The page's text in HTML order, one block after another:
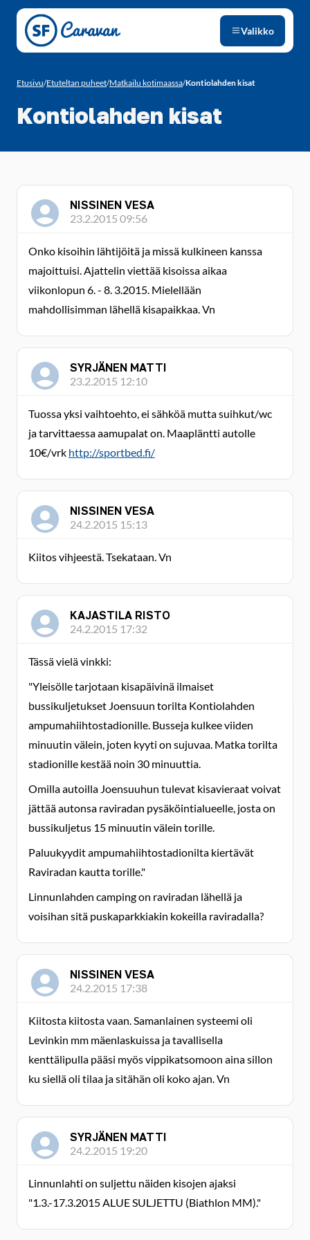
Siirry sivun sisältöön
Valikko
Etusivu/Etuteltan puheet/Matkailu kotimaassa/Kontiolahden kisat
Kontiolahden kisat
NISSINEN VESA
23.2.2015 09:56
Onko kisoihin lähtijöitä ja missä kulkineen kanssa
majoittuisi. Ajattelin viettää kisoissa aikaa
viikonlopun 6. - 8. 3.2015. Mielellään
mahdollisimman lähellä kisapaikkaa. Vn
SYRJÄNEN MATTI
23.2.2015 12:10
Tuossa yksi vaihtoehto, ei sähköä mutta suihkut/wc
ja tarvittaessa aamupalat on. Maapläntti autolle
10€/vrk http://sportbed.fi/
NISSINEN VESA
24.2.2015 15:13
Kiitos vihjeestä. Tsekataan. Vn
KAJASTILA RISTO
24.2.2015 17:32
Tässä vielä vinkki:
"Yleisölle tarjotaan kisapäivinä ilmaiset
bussikuljetukset Joensuun torilta Kontiolahden
ampumahiihtostadionille. Busseja kulkee viiden
minuutin välein, joten kyyti on sujuvaa. Matka torilta
stadionille kestää noin 30 minuuttia.
Omilla autoilla Joensuuhun tulevat kisavieraat voivat
jättää autonsa raviradan pysäköintialueelle, josta on
bussikuljetus 15 minuutin välein torille.
Paluukyydit ampumahiihtostadionilta kiertävät
Raviradan kautta torille."
Linnunlahden camping on raviradan lähellä ja
voisihan sitä puskaparkkiakin kokeilla raviradalla?
NISSINEN VESA
24.2.2015 17:38
Kiitosta kiitosta vaan. Samanlainen systeemi oli
Levinkin mm mäenlaskuissa ja tavallisella
kenttälipulla pääsi myös vippikatsomoon aina sillon
ku siellä oli tilaa ja sitähän oli koko ajan. Vn
SYRJÄNEN MATTI
24.2.2015 19:20
Linnunlahti on suljettu näiden kisojen ajaksi
"1.3.-17.3.2015 ALUE SULJETTU (Biathlon MM)."